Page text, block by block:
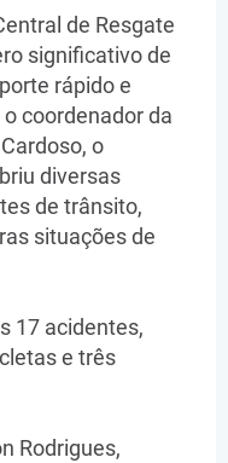
de Resgate
significativo de
rápido e
coordenador da
o
diversas
de trânsito,
situações de
17 acidentes,
e três
Rodrigues,